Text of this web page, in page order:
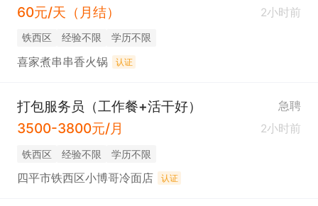
60元/天（月结） 2小时前
铁西区 经验不限 学历不限
喜家煮串串香火锅 认证
打包服务员（工作餐+活干好） 急聘
3500-3800元/月 2小时前
铁西区 经验不限 学历不限
四平市铁西区小博哥冷面店 认证